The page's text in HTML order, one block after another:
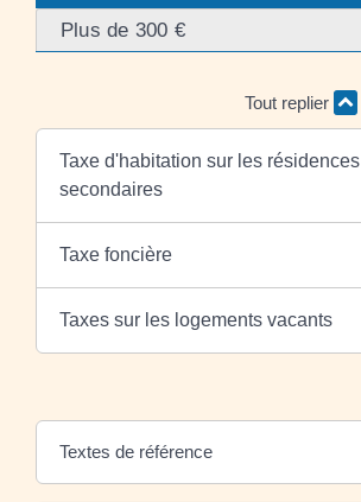
Plus de 300 €
Tout replier
Taxe d'habitation sur les résidences
secondaires
Taxe foncière
Taxes sur les logements vacants
Textes de référence